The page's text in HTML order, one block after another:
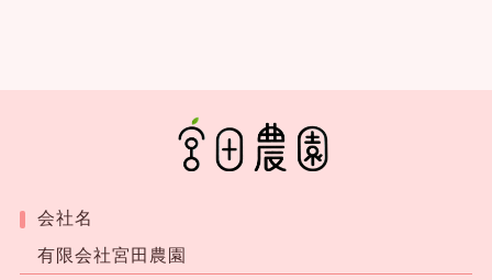
会社名
有限会社宮田農園